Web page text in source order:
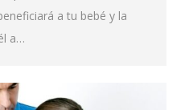
a tu bebé y la
a…